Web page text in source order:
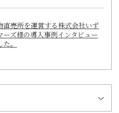
直売所を運営する株式会社いず
ーズ様の導入事例インタビュー
。